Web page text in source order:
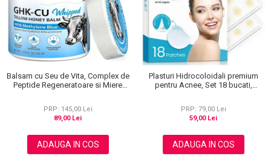
Balsam cu Seu de Vita, Complex de
Peptide Regeneratoare si Miere
PRP: 145,00 Lei
89,00 Lei
ADAUGA IN COS
Plasturi Hidrocoloidali premium
pentru Acnee, Set 18 bucati,
PRP: 79,00 Lei
59,00 Lei
ADAUGA IN COS